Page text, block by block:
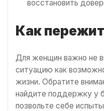
восстановить
Как
Для женщин важно не
ситуацию как
жизни. Обратите
найдите поддержку у
позвольте себе